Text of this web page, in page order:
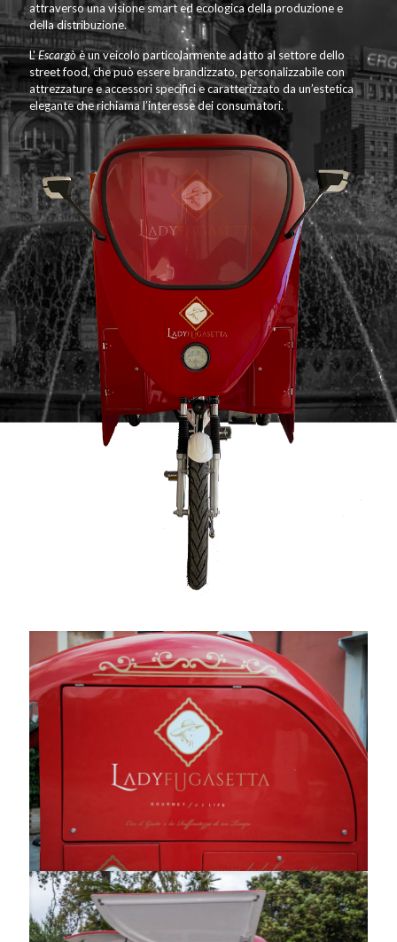
attraverso una visione smart ed ecologica della produzione e
della distribuzione.
L'Escargòè un veicolo particolarmente adatto al settore dello
street food, che può essere brandizzato, personalizzabile con
attrezzature e accessori specifici e caratterizzato da un’estetica
elegante che richiama l’interesse dei consumatori.